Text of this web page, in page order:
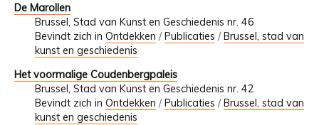
De Marollen
Brussel, Stad van Kunst en Geschiedenis nr. 46
Bevindt zich in Ontdekken /Publicaties /Brussel, stad van
kunst en geschiedenis
Het voormalige Coudenbergpaleis
Brussel, Stad van Kunst en Geschiedenis nr. 42
Bevindt zich in Ontdekken / Publicaties / Brussel, stad van
kunst en geschiedenis